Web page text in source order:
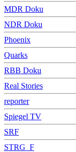
MDR Doku
NDR Doku
Phoenix
Quarks
RBB Doku
Real Stories
reporter
Spiegel TV
SRF
STRG_F